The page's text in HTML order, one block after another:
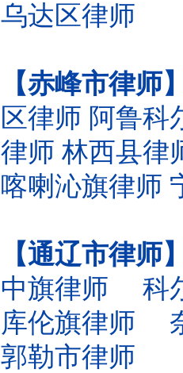
乌达区律师
【赤峰市律师
区律师 阿鲁科
律师 林西县律
喀喇沁旗律师
【通辽市律师
中旗律师
科
库伦旗律师
郭勒市律师